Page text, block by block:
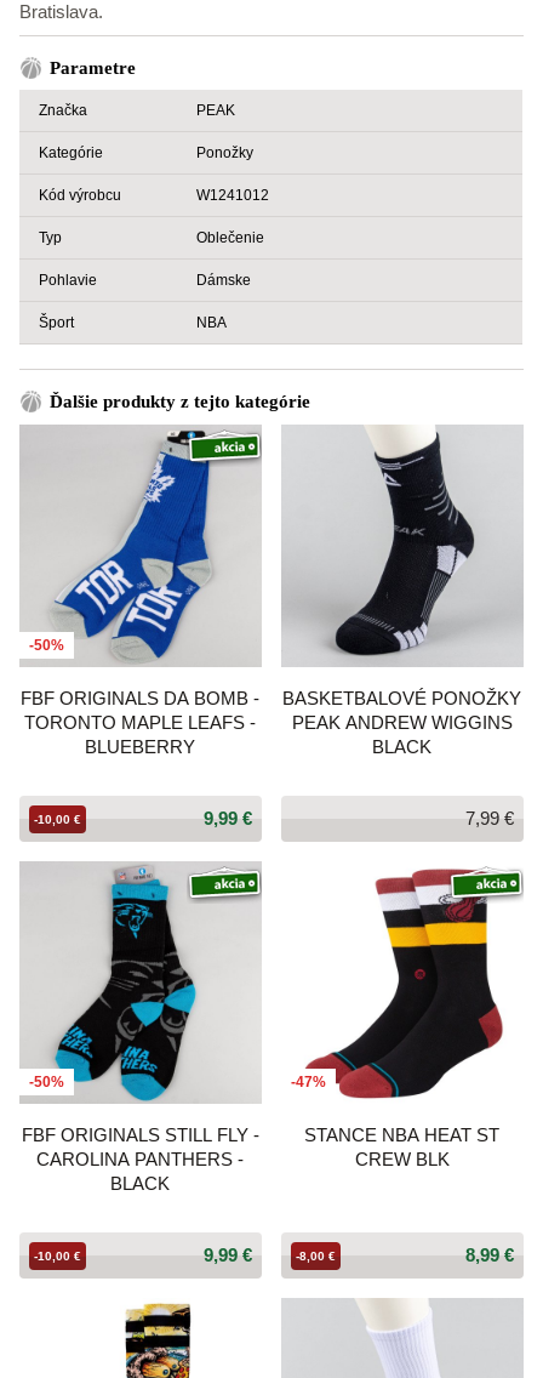
Bratislava.
Parametre
Značka PEAK
Kategórie Ponožky
Kód výrobcu W1241012
Typ Oblečenie
Pohlavie Dámske
Šport NBA
Ďalšie produkty z tejto kategórie
-50%
FBF ORIGINALS DA BOMB -
TORONTO MAPLE LEAFS -
BLUEBERRY
9,99 €
-10,00 €
BASKETBALOVÉ PONOŽKY
PEAK ANDREW WIGGINS
BLACK
7,99 €
-50%
FBF ORIGINALS STILL FLY -
CAROLINA PANTHERS -
BLACK
9,99 €
-10,00 €
-47%
STANCE NBA HEAT ST
CREW BLK
8,99 €
-8,00 €